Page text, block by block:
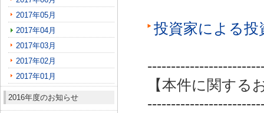
2017年05月
2017年04月
2017年03月
2017年02月
2017年01月
2016年度のお知らせ
投資家による
【本件に関する